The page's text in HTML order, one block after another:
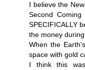
I believe the
Second
SPECIFICALLY
the money
When the
space with gold
I think this